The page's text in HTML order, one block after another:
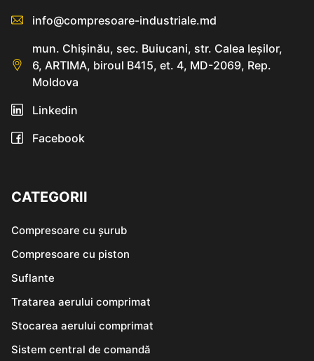
info@compresoare-industriale.md
mun. Chişinău, sec. Buiucani, str. Calea Ieşilor,
6, ARTIMA, biroul B415, et. 4, MD-2069, Rep.
Moldova
Linkedin
Facebook
CATEGORII
Compresoare cu șurub
Compresoare cu piston
Suflante
Tratarea aerului comprimat
Stocarea aerului comprimat
Sistem central de comandă